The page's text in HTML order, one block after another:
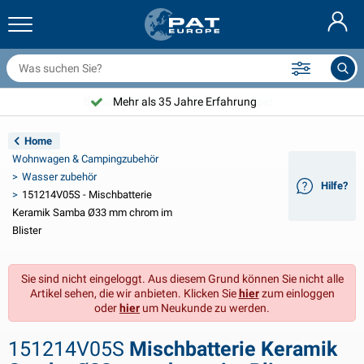
& Zubehör
beleuchtung
Beleuchtung Aspöck
LED
Innenraum
& Solarartikel
& 24V Zubehör
& Wohnmobil außenbereich
& Wohnmobil innenbereich
zubehör
zubehör
zubehör
und Beschläge
und Schäkel
Pflege
und Zubehör
& Feuer-Löschdecken
Freien
Produkten
Nederlands
English
Français
Svenska
Norsk
Dansk
Suomalainen
Mehr als 35 Jahre Erfahrung
Home
Wohnwagen & Campingzubehör
Wasser zubehör
151214V05S - Mischbatterie
Keramik Samba Ø33 mm chrom im
Blister
Hilfe?
Sie sind nicht eingeloggt. Aus diesem Grund können Sie nicht alle
Artikel sehen, die wir anbieten. Klicken Siehierzum einloggen
oderhier um Neukunde zu werden.
151214V05S Mischbatterie Keramik